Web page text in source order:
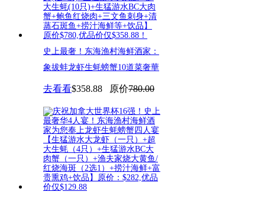
史上最奢！东海渔村海鲜酒家：
象拔蚌龙虾生蚝螃蟹10道菜奢華
去看看$358.88 原价780.00